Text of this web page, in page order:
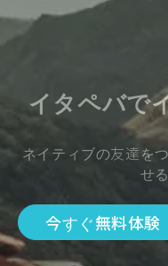
イタペバで
ネイティブの友達を
せ
今すぐ無料体験